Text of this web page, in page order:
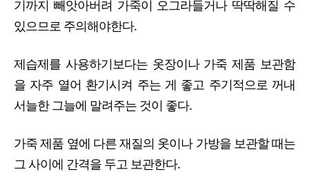
기까지 빼앗아버려 가죽이 오그라들거나 딱딱해질 수
있으므로 주의해야한다.
제습제를 사용하기보다는 옷장이나 가죽 제품 보관함
을 자주 열어 환기시켜 주는 게 좋고 주기적으로 꺼내
서늘한 그늘에 말려주는 것이 좋다.
가죽 제품 옆에 다른 재질의 옷이나 가방을 보관할 때는
그 사이에 간격을 두고 보관한다.